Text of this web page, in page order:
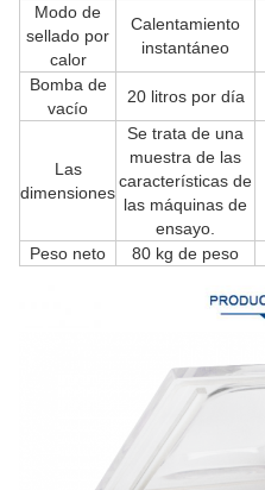
Modo de
sellado por
calor
Calentamiento
instantáneo
Bomba de
vacío
20 litros por día
Las
dimensiones
Se trata de una
muestra de las
características de
las máquinas de
ensayo.
Peso neto 80 kg de peso